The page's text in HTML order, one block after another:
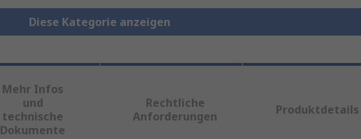
Diese Kategorie anzeigen
Mehr Infos
und
technische
Dokumente
Rechtliche
Anforderungen
Produktdetails